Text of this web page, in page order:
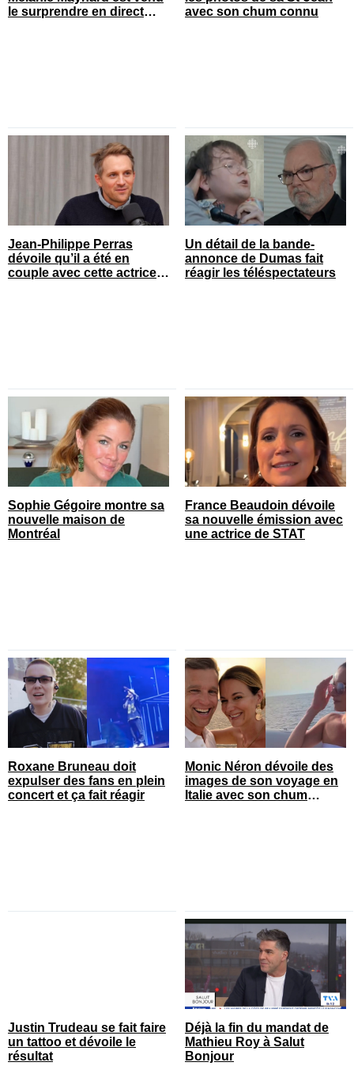
le surprendre en direct
avec son chum connu
Jean-Philippe Perras
dévoile qu’il a été en
couple avec cette actrice
Un détail de la bande-
annonce de Dumas fait
réagir les téléspectateurs
Sophie Gégoire montre sa
nouvelle maison de
Montréal
France Beaudoin dévoile
sa nouvelle émission avec
une actrice de STAT
Roxane Bruneau doit
expulser des fans en plein
concert et ça fait réagir
Monic Néron dévoile des
images de son voyage en
Italie avec son chum
Justin Trudeau se fait faire
un tattoo et dévoile le
résultat
Déjà la fin du mandat de
Mathieu Roy à Salut
Bonjour